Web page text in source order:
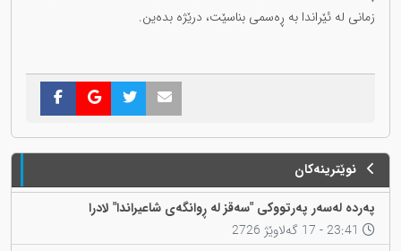
زمانی لە ئێراندا بە ڕەسمی بناسێت، درێژە بدەین.
نوێترینەکان
پەردە لەسەر پەرتووکی "سەقز لە ڕوانگەی شاعیراندا" لادرا